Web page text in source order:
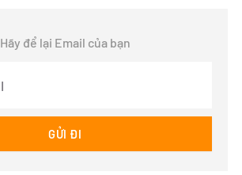
Hãy để lại Email của bạn
GỬI ĐI